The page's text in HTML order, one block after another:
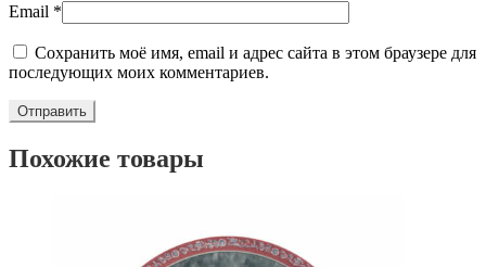
Email *
Сохранить моё имя, email и адрес сайта в этом браузере для
последующих моих комментариев.
Похожие товары